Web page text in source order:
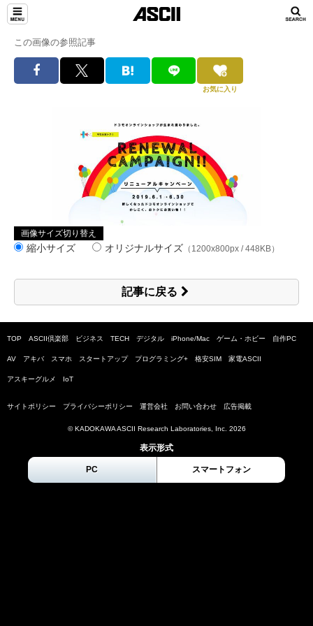
この画像の参照記事
お気に入り
画像サイズ切り替え
縮小サイズ オリジナルサイズ （1200x800px / 448KB）
記事に戻る
TOP ASCII倶楽部 ビジネス TECH デジタル iPhone/Mac ゲーム・ホビー 自作PC
AV アキバ スマホ スタートアップ プログラミング+ 格安SIM 家電ASCII
アスキーグルメ IoT
サイトポリシー プライバシーポリシー 運営会社 お問い合わせ 広告掲載
© KADOKAWA ASCII Research Laboratories, Inc. 2026
表示形式
PC スマートフォン